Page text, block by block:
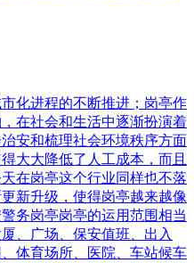
化进程的不断推进；岗亭作
在社会和生活中逐渐扮演着
安和梳理社会环境秩序方面
大大降低了人工成本，而且
在岗亭这个行业同样也不落
新升级，使得岗亭越来越像
务岗亭岗亭的运用范围相当
、广场、保安值班、出入
体育场所、医院、车站候车